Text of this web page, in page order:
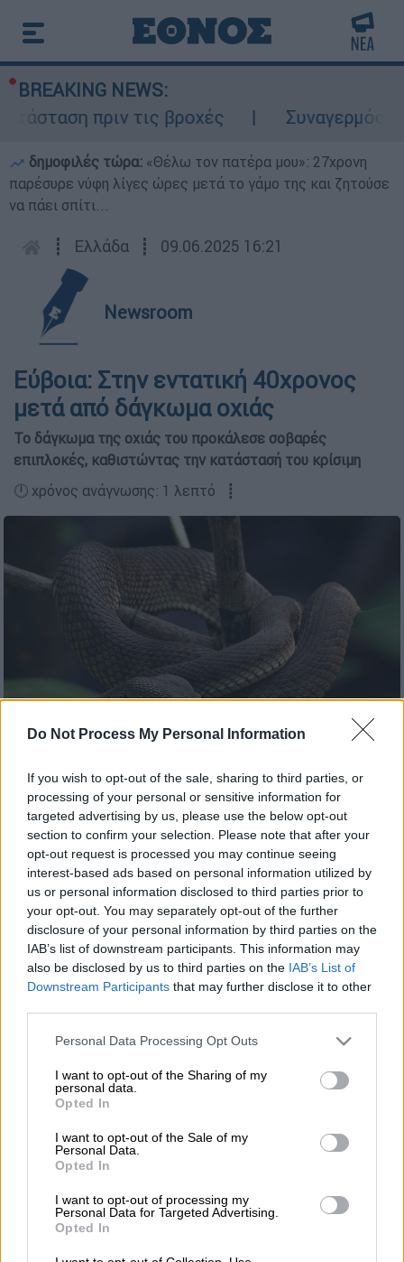
Do Not Process My Personal Information
If you wish to opt-out of the sale, sharing to third parties, or
processing of your personal or sensitive information for
targeted advertising by us, please use the below opt-out
section to confirm your selection. Please note that after your
opt-out request is processed you may continue seeing
interest-based ads based on personal information utilized by
us or personal information disclosed to third parties prior to
your opt-out. You may separately opt-out of the further
disclosure of your personal information by third parties on the
IAB’s list of downstream participants. This information may
also be disclosed by us to third parties on the IAB’s List of
Downstream Participants that may further disclose it to other
Please note that this website/app uses one or more Google
not limited to your visit or usage behaviour. You may click to
grant or deny consent to Google and its third-party tags to
use your data for below specified purposes in below Google
consent section.
Personal Data Processing Opt Outs
I want to opt-out of the Sharing of my
personal data.
Opted In
I want to opt-out of the Sale of my
Personal Data.
Opted In
I want to opt-out of processing my
Personal Data for Targeted Advertising.
Opted In
BREAKING NEWS:
πριν τις βροχές
Συναγερμός
δημοφιλές τώρα: «Θέλω τον πατέρα μου»: 27χρονη
παρέσυρε νύφη λίγες ώρες μετά το γάμο της και ζητούσε
να πάει σπίτι...
┋ Ελλάδα ┋ 09.06.2025 16:21
Newsroom
Εύβοια: Στην εντατική 40χρονος
μετά από δάγκωμα οχιάς
Το δάγκωμα της οχιάς του προκάλεσε σοβαρές
επιπλοκές, καθιστώντας την κατάστασή του κρίσιμη
🕛 χρόνος ανάγνωσης: 1 λεπτό ┋
Προσθέστε το ΕΘΝΟΣ στη Google
Ένας 40χρονος άνδραςαπό την περιοχή
Βρυσάκια του Δήμου Διρφύων-Μεσσαπίων
στηνΕύβοιαβιώνει μια σοβαρή περιπέτεια
υγείας, αφού δέχθηκεδάγκωμα από οχιά
κατά τη διάρκεια αγροτικών εργασιών.
με πληροφορίες του eviaonline, ο άνδρας
εργαζόταν σε χωράφι όταν ξαφνικά
δαγκώθηκε από το
δηλητηριώδες φίδι.
ΔΙΑΒΑΣΤΕ ΕΠΙΣΗΣ
Άγρια συμπλοκή Ελλήνων και
Γερμανών σε κέντρο διασκέδασης